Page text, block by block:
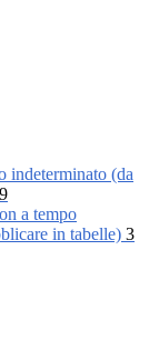
indeterminato (da
9
a tempo
in tabelle) 3